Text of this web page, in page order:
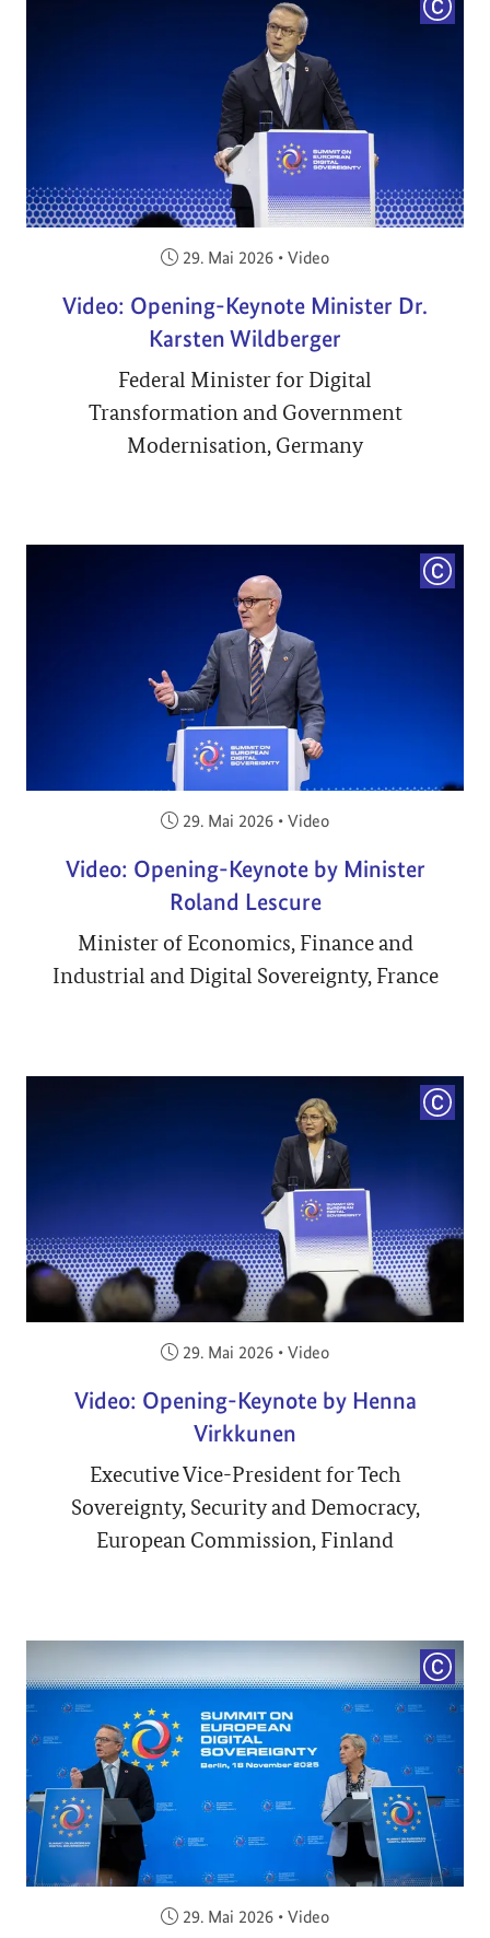
Veröffentlicht am:
29. Mai 2026 • Video
Video: Opening-Keynote Minister Dr.
Karsten Wildberger
Federal Minister for Digital
Transformation and Government
Modernisation, Germany
Veröffentlicht am:
29. Mai 2026 • Video
Video: Opening-Keynote by Minister
Roland Lescure
Minister of Economics, Finance and
Industrial and Digital Sovereignty, France
Veröffentlicht am:
29. Mai 2026 • Video
Video: Opening-Keynote by Henna
Virkkunen
Executive Vice-President for Tech
Sovereignty, Security and Democracy,
European Commission, Finland
Veröffentlicht am:
29. Mai 2026 • Video